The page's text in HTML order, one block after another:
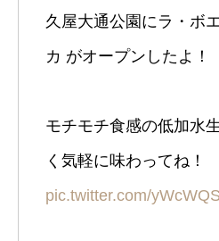
久屋大通公園にラ・ボ
カ がオープンしたよ！
モチモチ食感の低加水
く気軽に味わってね！
pic.twitter.com/